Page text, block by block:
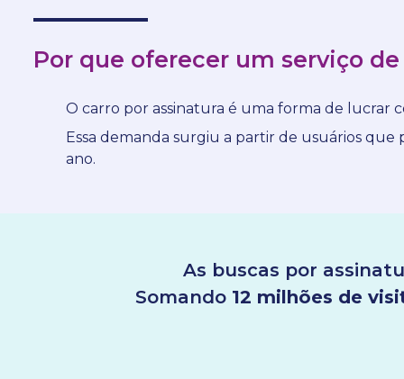
Por que oferecer um serviço
O carro por assinatura é uma forma de lucrar
Essa demanda surgiu a partir de usuários
ano.
As buscas por
Somando 12 milhões de